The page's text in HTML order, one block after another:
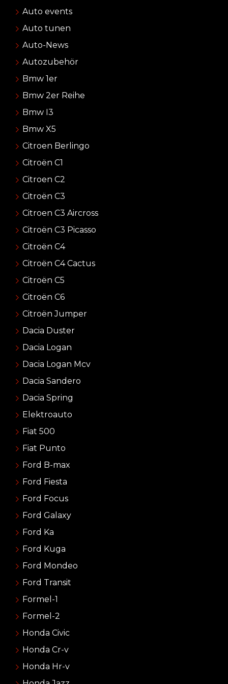
Auto events
Auto tunen
Auto-News
Autozubehör
Bmw 1er
Bmw 2er Reihe
Bmw I3
Bmw X5
Citroen Berlingo
Citroën C1
Citroen C2
Citroën C3
Citroen C3 Aircross
Citroën C3 Picasso
Citroën C4
Citroën C4 Cactus
Citroën C5
Citroën C6
Citroën Jumper
Dacia Duster
Dacia Logan
Dacia Logan Mcv
Dacia Sandero
Dacia Spring
Elektroauto
Fiat 500
Fiat Punto
Ford B-max
Ford Fiesta
Ford Focus
Ford Galaxy
Ford Ka
Ford Kuga
Ford Mondeo
Ford Transit
Formel-1
Formel-2
Honda Civic
Honda Cr-v
Honda Hr-v